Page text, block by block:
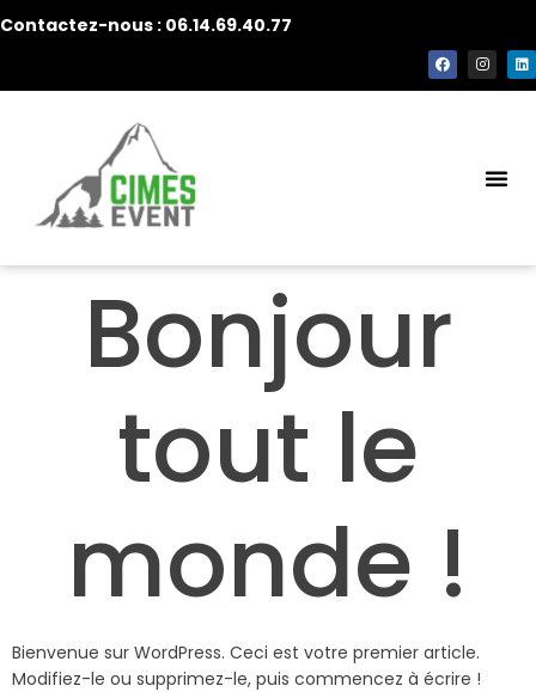
Contactez-nous : 06.14.69.40.77
Bonjour
tout le
monde !
Bienvenue sur WordPress. Ceci est votre premier article.
Modifiez-le ou supprimez-le, puis commencez à écrire !